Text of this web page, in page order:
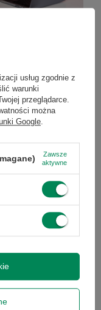
w 2026
w 2026 roku?
każdego
e-
lekcje online.
wyborem
lub AMD Ryzen
GB. Coraz
komputery
oferują wysoką
podpowiadamy,
jaki komputer
usług zgodnie z
warunki
przeglądarce.
można
Google
Zawsze
aktywne